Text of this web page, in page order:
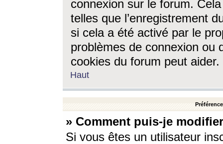
connexion sur le forum.
telles que l’enregistrement
si cela a été activé par le
problèmes de connexion ou
cookies du forum peut aider.
Haut
» Comment puis-je
Si vous êtes un utilisateur